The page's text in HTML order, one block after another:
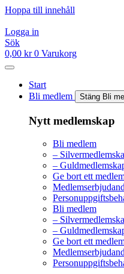
Hoppa till innehåll
Logga in
Sök
0,00 kr 0 Varukorg
Start
Bli medlem
Stäng Bli
Nytt medlemskap
Bli medlem
–
–
Ge bort ett
Bli medlem
–
–
Ge bort ett